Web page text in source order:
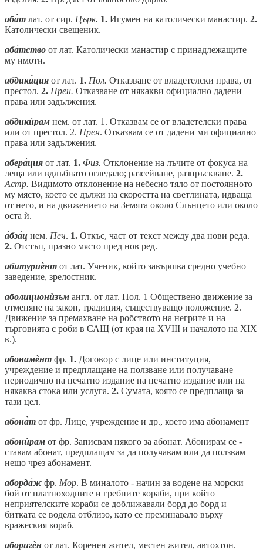
аба̀т лат. от сир. Църк. 1. Игумен на католически манастир. 2.
Католически свещеник.
аба̀тство от лат. Католически манастир с принадлежащите
му имоти.
абдика̀ция от лат. 1. Пол. Отказване от владетелски права, от
престол. 2. Прен. Отказване от някакви официално дадени
права или задължения.
абдикѝрам нем. от лат. 1. Отказвам се от владетелски права
или от престол. 2. Прен. Отказвам се от дадени ми официално
права или задължения.
абера̀ция от лат. 1. Физ. Отклонение на лъчите от фокуса на
леща или вдлъбнато огледало; разсейване, разпръскване. 2.
Астр. Видимото отклонение на небесно тяло от постоянното
му място, което се дължи на скоростта на светлината, идваща
от него, и на движението на Земята около Слънцето или около
оста ѝ.
а̀бза̀ц нем. Печ. 1. Откъс, част от текст между два нови реда.
2. Отстъп, празно място пред нов ред.
абитуриѐнт от лат. Ученик, който завършва средно учебно
заведение, зрелостник.
аболиционѝзъм англ. от лат. Пол. 1 Обществено движение за
отменяне на закон, традиция, съществуващо положение. 2.
Движение за премахване на робството на негрите и на
търговията с роби в САЩ (от края на XVIII и началото на XIX
в.).
абонамѐнт фр. 1. Договор с лице или институция,
учреждение и предплащане на ползване или получаване
периодично на печатно издание на печатно издание или на
някаква стока или услуга. 2. Сумата, която се предплаща за
тази цел.
абона̀т от фр. Лице, учреждение и др., което има абонамент
абонѝрам от фр. Записвам някого за абонат. Абонирам се -
ставам абонат, предплащам за да получавам или да ползвам
нещо чрез абонамент.
аборда̀ж фр. Мор. В миналото - начин за водене на морски
бой от платноходните и гребните кораби, при който
неприятелските кораби се доближавали борд до борд и
битката се водела отблизо, като се преминавало върху
вражеския кораб.
аборигѐн от лат. Коренен жител, местен жител, автохтон.